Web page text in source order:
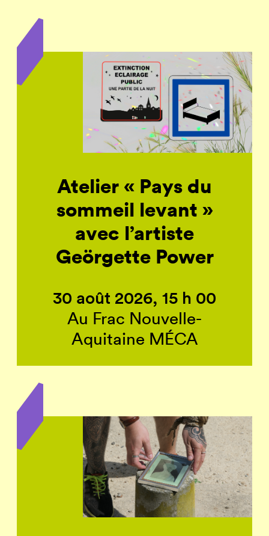
Atelier « Pays du
sommeil levant »
avec l’artiste
Geörgette Power
30 août 2026, 15 h 00
Au Frac Nouvelle-
Aquitaine MÉCA